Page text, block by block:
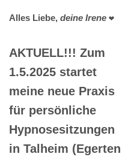
Alles Liebe, deine Irene ❤️
AKTUELL!!! Zum
1.5.2025 startet
meine neue Praxis
für persönliche
Hypnosesitzungen
in Talheim (Egerten